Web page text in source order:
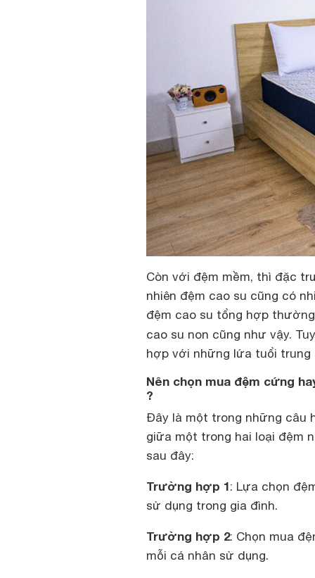
Còn với đệm mềm, thì đặc
nhiên đệm cao su cũng có
đệm cao su tổng hợp
cao su non cũng như vậy.
hợp với những lứa tuổi trung
Nên chọn mua đệm cứng
?
Đây là một trong những câu
giữa một trong hai loại đệm
sau đây:
Trường hợp 1: Lựa chọn
sử dụng trong gia đình.
Trường hợp 2: Chọn mua
mỗi cá nhân sử dụng.